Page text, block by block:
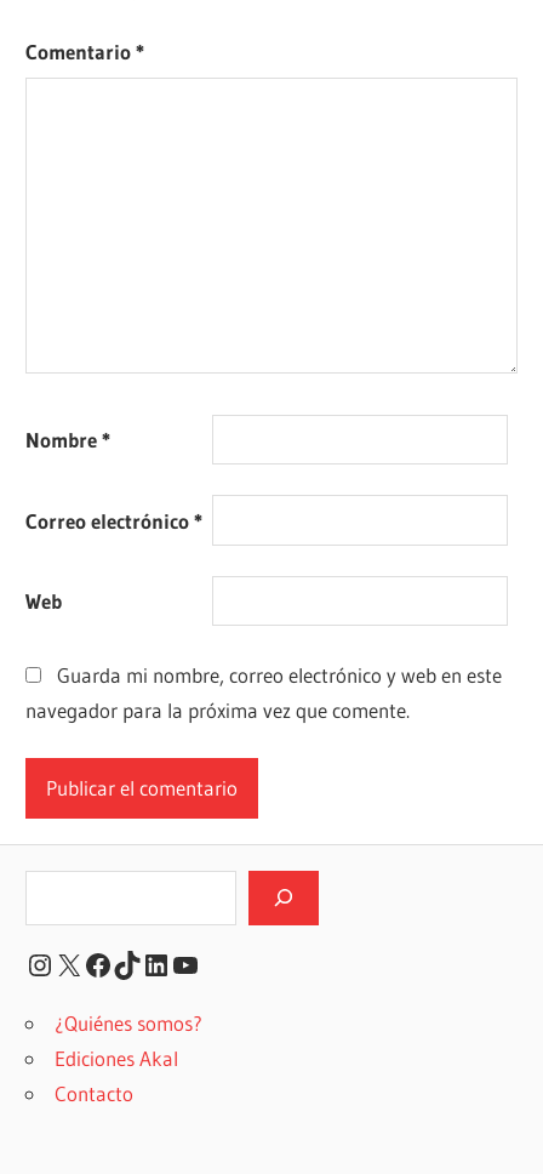
Comentario*
Nombre*
Correo electrónico*
Web
Guarda mi nombre, correo electrónico y web en este
navegador para la próxima vez que comente.
Instagram
X Facebook
TikTok
LinkedIn
YouTube
¿Quiénes somos?
Ediciones Akal
Contacto